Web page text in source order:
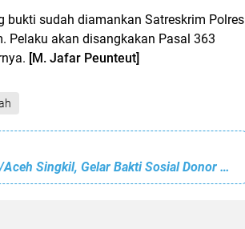
bukti sudah diamankan Satreskrim Polres
Pelaku akan disangkakan Pasal 363
[M. Jafar Peunteut]
Peduli Kemanusiaan Kodim 0109/Aceh Singkil, Gelar Bakti Sosial Donor Darah Dalam Rangka HUT TNI Ke-77